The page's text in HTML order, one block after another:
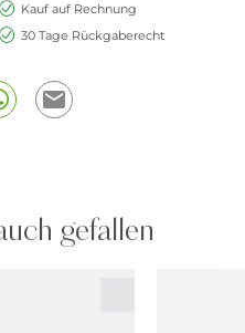
Kauf auf Rechnung
30 Tage Rückgaberecht
gefallen